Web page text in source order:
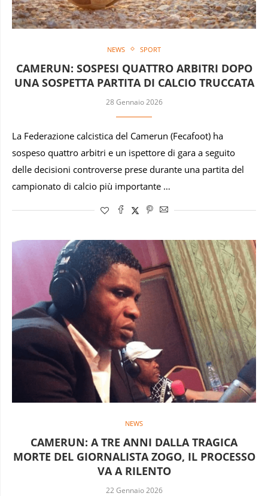
NEWS SPORT
CAMERUN: SOSPESI QUATTRO ARBITRI DOPO
UNA SOSPETTA PARTITA DI CALCIO TRUCCATA
28 Gennaio 2026
La Federazione calcistica del Camerun (Fecafoot) ha
sospeso quattro arbitri e un ispettore di gara a seguito
delle decisioni controverse prese durante una partita del
campionato di calcio più importante …
NEWS
CAMERUN: A TRE ANNI DALLA TRAGICA
MORTE DEL GIORNALISTA ZOGO, IL PROCESSO
VA A RILENTO
22 Gennaio 2026